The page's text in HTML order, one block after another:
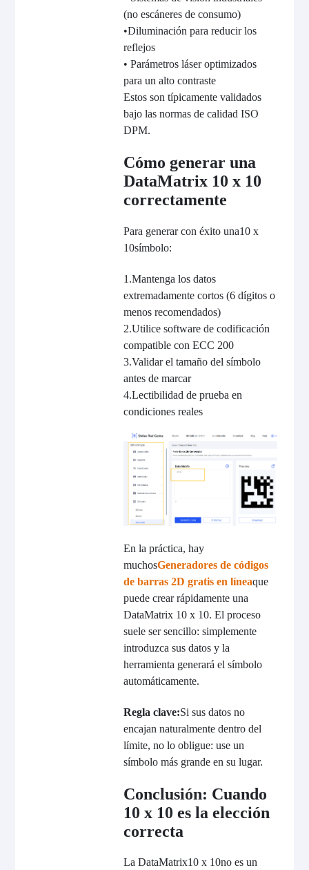
(no escáneres de consumo)
•Diluminación para reducir los
reflejos
• Parámetros láser optimizados
para un alto contraste
Estos son típicamente validados
bajo las normas de calidad ISO
DPM.
Cómo generar una
DataMatrix 10 x 10
correctamente
Para generar con éxito una10 x
10símbolo:
1.Mantenga los datos
extremadamente cortos (6 dígitos o
menos recomendados)
2.Utilice software de codificación
compatible con ECC 200
3.Validar el tamaño del símbolo
antes de marcar
4.Lectibilidad de prueba en
condiciones reales
En la práctica, hay
muchosGeneradores de códigos
de barras 2D gratis en líneaque
puede crear rápidamente una
DataMatrix 10 x 10. El proceso
suele ser sencillo: simplemente
introduzca sus datos y la
herramienta generará el símbolo
automáticamente.
Regla clave:Si sus datos no
encajan naturalmente dentro del
límite, no lo obligue: use un
símbolo más grande en su lugar.
Conclusión: Cuando
10 x 10 es la elección
correcta
La DataMatrix10 x 10no es un